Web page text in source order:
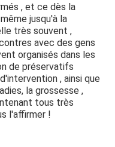
, et ce dès la
jusqu'à la
très souvent ,
avec des gens
organisés dans les
de préservatifs
, ainsi que
la grossesse ,
tous très
l'affirmer !